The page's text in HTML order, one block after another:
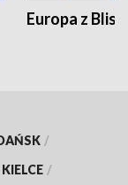
Europa z
/
KIELCE /